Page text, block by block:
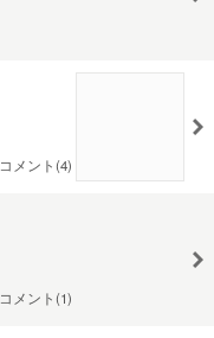
コメント(4)
コメント(1)